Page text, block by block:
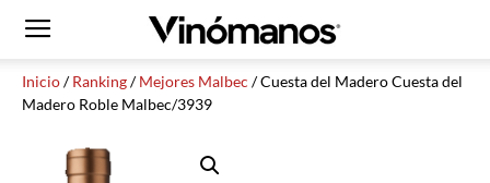
Inicio/Ranking/Mejores Malbec / Cuesta del Madero Cuesta del
Madero Roble Malbec/3939